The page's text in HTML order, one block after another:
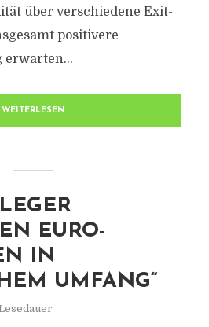
über verschiedene Exit-
positivere
WEITERLESEN
EURO-
IN
UMFANG“